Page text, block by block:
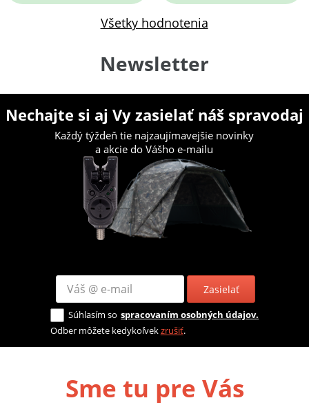
Všetky hodnotenia
Newsletter
Nechajte si aj Vy zasielať náš spravodaj
Každý týždeň tie najzaujímavejšie novinky
a akcie do Vášho e-mailu
Zasielať
Súhlasím so spracovaním osobných údajov.
Odber môžete kedykoľvekzrušiť.
Sme tu pre Vás